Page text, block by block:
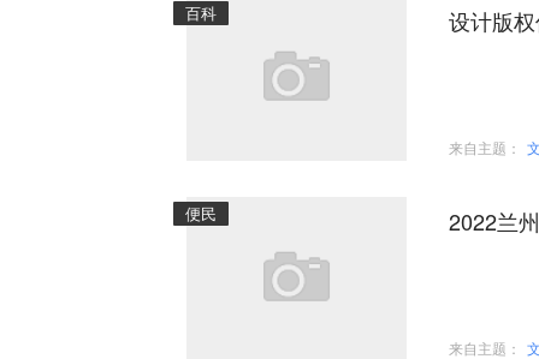
百科 设计版
来自主题：
便民 2022兰
来自主题：